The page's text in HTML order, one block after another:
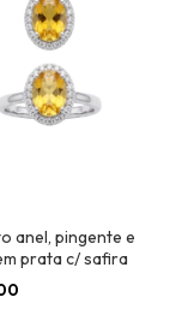
anel, pingente e
prata c/ safira